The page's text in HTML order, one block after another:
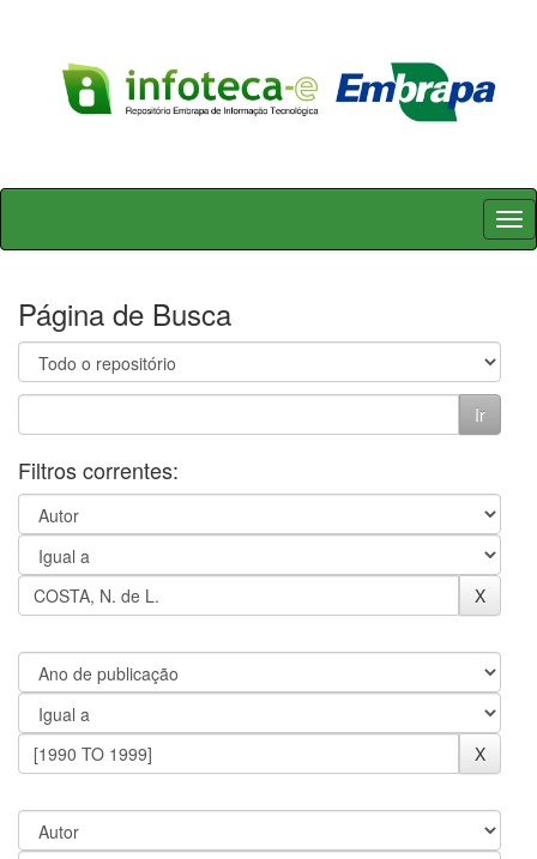
Skip
Página de Busca
Filtros correntes: